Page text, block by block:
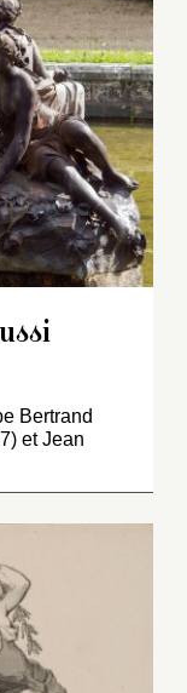
Bertrand
et Jean